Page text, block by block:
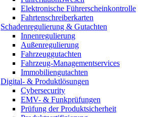
Elektronische Führerscheinkontrolle
Fahrtenschreiberkarten
Schadenregulierung & Gutachten
Innenregulierung
Außenregulierung
Fahrzeuggutachten
Fahrzeug-Managementservices
Immobiliengutachten
Digital- & Produktlösungen
Cybersecurity
EMV- & Funkprüfungen
Prüfung der Produktsicherheit